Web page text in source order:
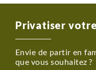
Montagnes et
Pour cela, deux
- Vous pouvez
conseiller voyage (en
Privatiser
Envie de partir en
que vous souhaitez ?